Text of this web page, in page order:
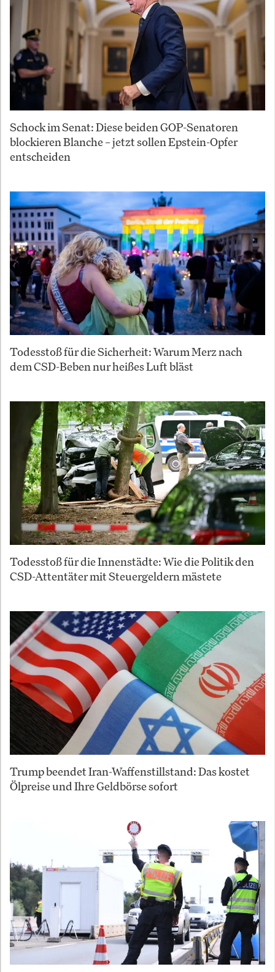
Schock im Senat: Diese beiden GOP-Senatoren
blockieren Blanche – jetzt sollen Epstein-Opfer
entscheiden
Todesstoß für die Sicherheit: Warum Merz nach
dem CSD-Beben nur heißes Luft bläst
Todesstoß für die Innenstädte: Wie die Politik den
CSD-Attentäter mit Steuergeldern mästete
Trump beendet Iran-Waffenstillstand: Das kostet
Ölpreise und Ihre Geldbörse sofort